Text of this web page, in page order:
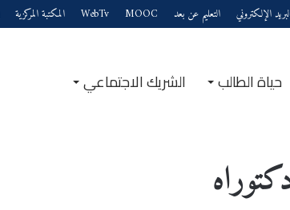
الإلكتروني التعليم عن بعد MOOC
WebTv المكتبة المركزية
حياة الطالب الشريك الاجتماعي